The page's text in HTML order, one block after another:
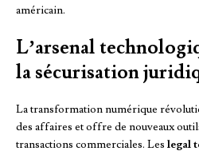
américain.
L’arsenal
la sécurisation
La transformation numérique
des affaires et offre de nouveaux
transactions commerciales. Les legal